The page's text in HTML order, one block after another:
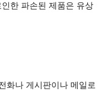
한 파손된 제품은 유상
화나 게시판이나 메일로